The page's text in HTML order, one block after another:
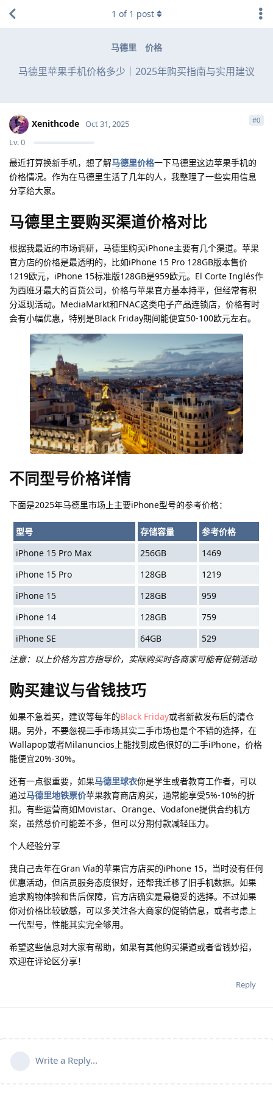
马德里 价格
马德里苹果手机价格多少｜2025年购买指南与实用建议
1 of 1 post
Xenithcode
Lv.0
Oct 31, 2025 #0
最近打算换新手机，想了解马德里价格一下马德里这边苹果手机的
价格情况。作为在马德里生活了几年的人，我整理了一些实用信息
分享给大家。
马德里主要购买渠道价格对比
根据我最近的市场调研，马德里购买iPhone主要有几个渠道。苹果
官方店的价格是最透明的，比如iPhone 15 Pro 128GB版本售价
1219欧元，iPhone 15标准版128GB是959欧元。El Corte Inglés作
为西班牙最大的百货公司，价格与苹果官方基本持平，但经常有积
分返现活动。MediaMarkt和FNAC这类电子产品连锁店，价格有时
会有小幅优惠，特别是Black Friday期间能便宜50-100欧元左右。
不同型号价格详情
下面是2025年马德里市场上主要iPhone型号的参考价格：
型号 存储容量
参考价格
iPhone 15 Pro Max
256GB
1469
iPhone 15 Pro
128GB
1219
iPhone 15
128GB
959
iPhone 14
128GB
759
iPhone SE
64GB
529
注意：以上价格为官方指导价，实际购买时各商家可能有促销活动
购买建议与省钱技巧
如果不急着买，建议等每年的Black Friday或者新款发布后的清仓
期。另外， 不要忽视二手市场其实二手市场也是个不错的选择，在
Wallapop或者Milanuncios上能找到成色很好的二手iPhone，价格
能便宜20%-30%。
还有一点很重要，如果马德里球衣你是学生或者教育工作者，可以
通过马德里地铁票价苹果教育商店购买，通常能享受5%-10%的折
扣。有些运营商如Movistar、Orange、Vodafone提供合约机方
案，虽然总价可能差不多，但可以分期付款减轻压力。
个人经验分享
我自己去年在Gran Vía的苹果官方店买的iPhone 15，当时没有任何
优惠活动，但店员服务态度很好，还帮我迁移了旧手机数据。如果
追求购物体验和售后保障，官方店确实是最稳妥的选择。不过如果
你对价格比较敏感，可以多关注各大商家的促销信息，或者考虑上
一代型号，性能其实完全够用。
希望这些信息对大家有帮助，如果有其他购买渠道或者省钱妙招，
欢迎在评论区分享！
Reply
Write a Reply...